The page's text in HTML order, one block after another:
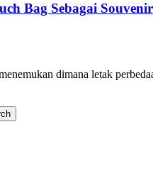
Bag Sebagai Souvenir
dimana letak